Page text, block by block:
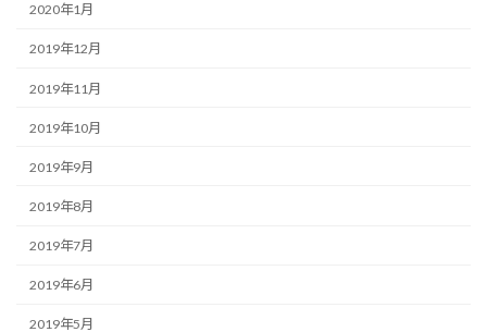
2020年1月
2019年12月
2019年11月
2019年10月
2019年9月
2019年8月
2019年7月
2019年6月
2019年5月